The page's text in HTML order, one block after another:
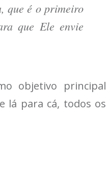
que é o primeiro
que Ele envie
objetivo principal
lá para cá, todos os